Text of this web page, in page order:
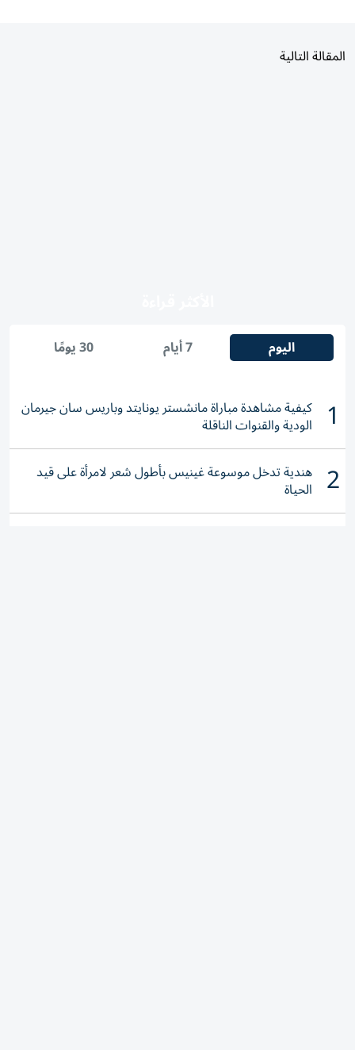
اليوم
1 الودية والقنوات الناقلة
2 هندية تدخل موسوعة غينيس بأطول شعر لامرأة على قيد
الحياة
3 «التوطين» للباحثين عن عمل: احذروا عروض العمل الوهمية